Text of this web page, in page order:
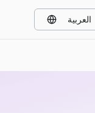
العربية